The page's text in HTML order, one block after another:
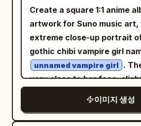
jeans, and gray-and-white
forced perspective so the
of one pant leg stretches
backward, as if being
include exactly 1 tiny chibi-
version of the same
determined, gripping the
leg with both hands and
while pulling; the chibi has
Create a square 1:1 anime
artwork for Suno music
extreme close-up portrait
gothic chibi vampire girl
unnamed vampire girl
.
very close to her face,
diagonally across the frame.
enormous round dark blue-
이미지 생성